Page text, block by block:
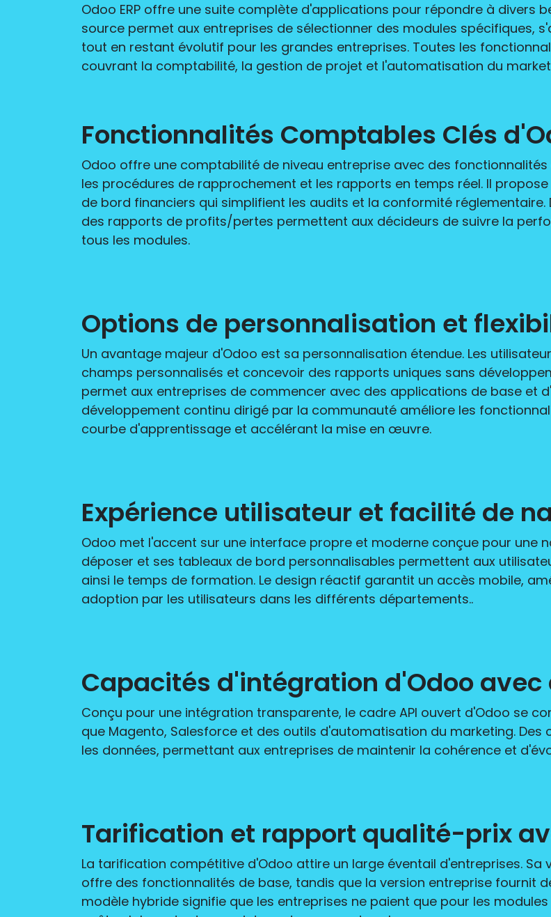
Odoo ERP offre une suite complète d'applications pour répondre à divers
source permet aux entreprises de sélectionner des modules spécifiques,
tout en restant évolutif pour les grandes entreprises. Toutes les
couvrant la comptabilité, la gestion de projet et l'automatisation du
Fonctionnalités Comptables Clés
Odoo offre une comptabilité de niveau entreprise avec des
les procédures de rapprochement et les rapports en temps réel. Il
de bord financiers qui simplifient les audits et la conformité
des rapports de profits/pertes permettent aux décideurs de suivre la
tous les modules.
Options de personnalisation et
Un avantage majeur d'Odoo est sa personnalisation étendue. Les
champs personnalisés et concevoir des rapports uniques sans
permet aux entreprises de commencer avec des applications de base et
développement continu dirigé par la communauté améliore les
courbe d'apprentissage et accélérant la mise en œuvre.
Expérience utilisateur et facilité de
Odoo met l'accent sur une interface propre et moderne conçue pour une
déposer et ses tableaux de bord personnalisables permettent aux
ainsi le temps de formation. Le design réactif garantit un accès mobile,
adoption par les utilisateurs dans les différents départements..
Capacités d'intégration d'Odoo
Conçu pour une intégration transparente, le cadre API ouvert d'Odoo se
que Magento, Salesforce et des outils d'automatisation du marketing.
les données, permettant aux entreprises de maintenir la cohérence et
Tarification et rapport qualité-prix
La tarification compétitive d'Odoo attire un large éventail d'entreprises.
offre des fonctionnalités de base, tandis que la version entreprise fournit
modèle hybride signifie que les entreprises ne paient que pour les